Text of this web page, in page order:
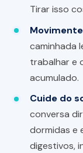
Tirar isso
caminhada
trabalhar e
acumulado.
Cuide do
conversa
dormidas e
digestivos,